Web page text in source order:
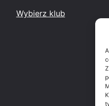
Wybierz klub